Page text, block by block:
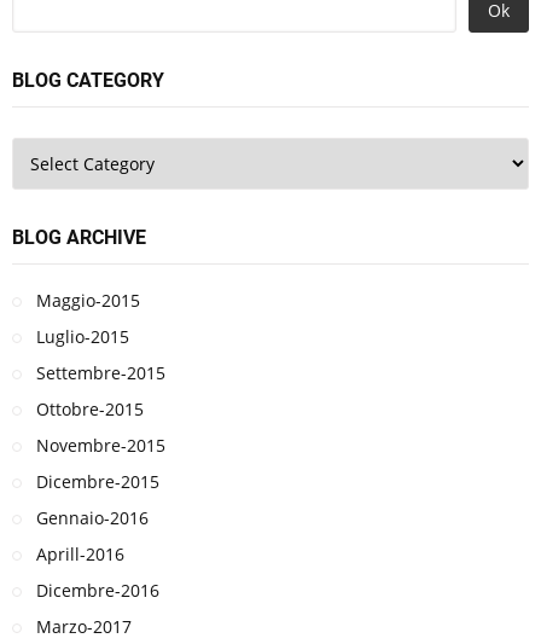
Ok
BLOG CATEGORY
BLOG ARCHIVE
Maggio-2015
Luglio-2015
Settembre-2015
Ottobre-2015
Novembre-2015
Dicembre-2015
Gennaio-2016
Aprill-2016
Dicembre-2016
Marzo-2017